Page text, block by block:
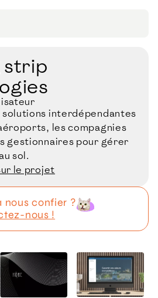
strip
interdépendantes
les compagnies
gestionnaires pour gérer
sol.
le projet
nous confier ?
nous !